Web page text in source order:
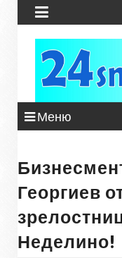

Меню
Георгиев
Неделино!